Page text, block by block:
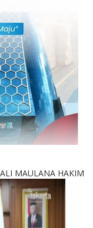
MAULANA HAKIM